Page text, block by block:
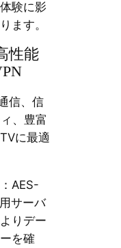
験に影
ます。
性能
信、信
、豊富
に最適
：AES-
サーバ
りデー
を確